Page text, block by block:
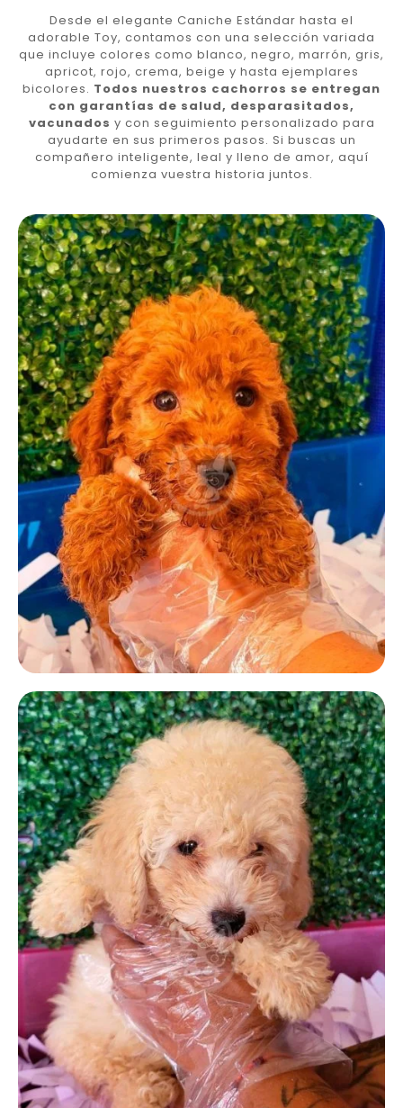
Desde el elegante Caniche Estándar hasta el
adorable Toy, contamos con una selección variada
que incluye colores como blanco, negro, marrón, gris,
apricot, rojo, crema, beige y hasta ejemplares
bicolores. Todos nuestros cachorros se entregan
con garantías de salud, desparasitados,
vacunados y con seguimiento personalizado para
ayudarte en sus primeros pasos. Si buscas un
compañero inteligente, leal y lleno de amor, aquí
comienza vuestra historia juntos.